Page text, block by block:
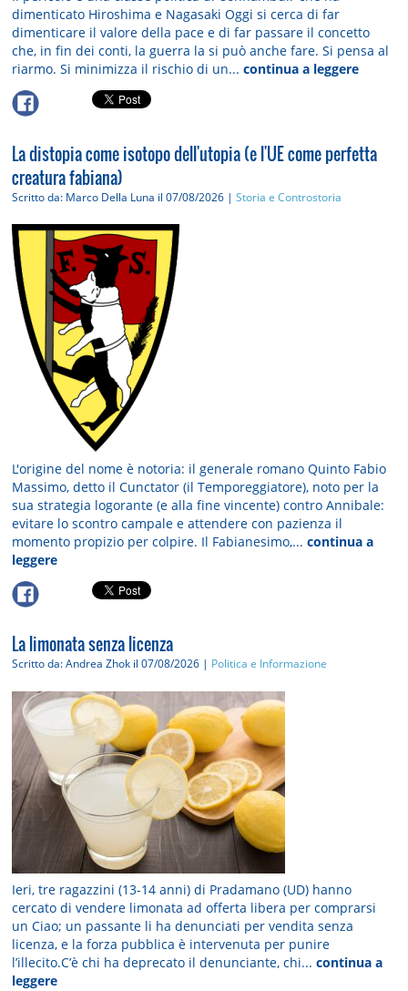
dimenticato Hiroshima e Nagasaki Oggi si cerca di far
dimenticare il valore della pace e di far passare il concetto
che, in fin dei conti, la guerra la si può anche fare. Si pensa al
riarmo. Si minimizza il rischio di un...continua a leggere
La distopia come isotopo dell'utopia (e l'UE come perfetta
creatura fabiana)
Scritto da: Marco Della Luna il 07/08/2026 |Storia e Controstoria
L'origine del nome è notoria: il generale romano Quinto Fabio
Massimo, detto il Cunctator (il Temporeggiatore), noto per la
sua strategia logorante (e alla fine vincente) contro Annibale:
evitare lo scontro campale e attendere con pazienza il
momento propizio per colpire. Il Fabianesimo,...continua a
leggere
La limonata senza licenza
Scritto da: Andrea Zhok il 07/08/2026 | Politica e Informazione
Ieri, tre ragazzini (13-14 anni) di Pradamano (UD) hanno
cercato di vendere limonata ad offerta libera per comprarsi
un Ciao; un passante li ha denunciati per vendita senza
licenza, e la forza pubblica è intervenuta per punire
l’illecito.C’è chi ha deprecato il denunciante, chi...continua a
leggere